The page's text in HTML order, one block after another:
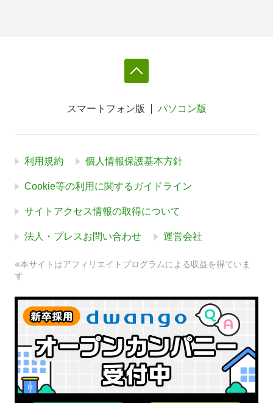
スマートフォン版 パソコン版
利用規約 個人情報保護基本方針
Cookie等の利用に関するガイドライン
サイトアクセス情報の取得について
法人・プレスお問い合わせ 運営会社
※本サイトはアフィリエイトプログラムによる収益を得ていま
す